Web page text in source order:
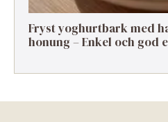
Fryst yoghurtbark med
honung – Enkel och god